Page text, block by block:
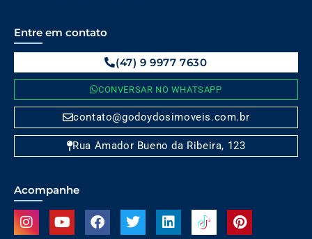
Entre em contato
(47) 9 9977 7630
CONVERSAR NO WHATSAPP
contato@godoydosimoveis.com.br
Rua Amador Bueno da Ribeira, 123
Acompanhe